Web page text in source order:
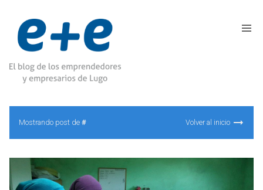
Mostrando post de # Volver al inicio